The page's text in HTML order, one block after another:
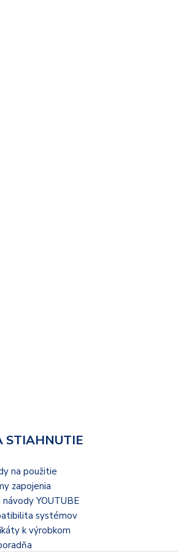
STIAHNUTIE
na použitie
zapojenia
YOUTUBE
systémov
k výrobkom